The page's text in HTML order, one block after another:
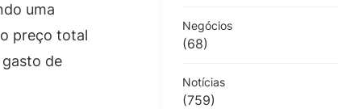
uma
preço total
de
Negócios
(68)
Notícias
(759)